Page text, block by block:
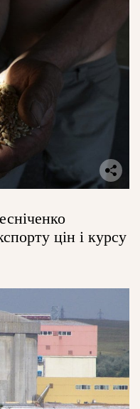
цін і курсу